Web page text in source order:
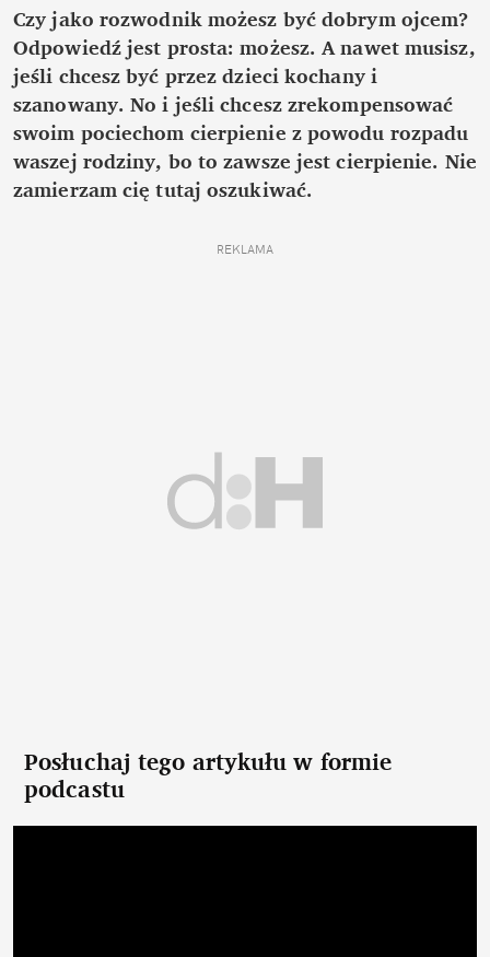
Czy jako rozwodnik możesz być dobrym ojcem?
Odpowiedź jest prosta: możesz. A nawet musisz,
jeśli chcesz być przez dzieci kochany i
szanowany. No i jeśli chcesz zrekompensować
swoim pociechom cierpienie z powodu rozpadu
waszej rodziny, bo to zawsze jest cierpienie. Nie
zamierzam cię tutaj oszukiwać.
REKLAMA
Posłuchaj tego artykułu w formie
podcastu